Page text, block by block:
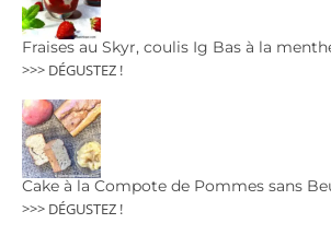
Fraises au Skyr, coulis Ig Bas à la
>>> DÉGUSTEZ !
Cake à la Compote de Pommes sans
>>> DÉGUSTEZ !